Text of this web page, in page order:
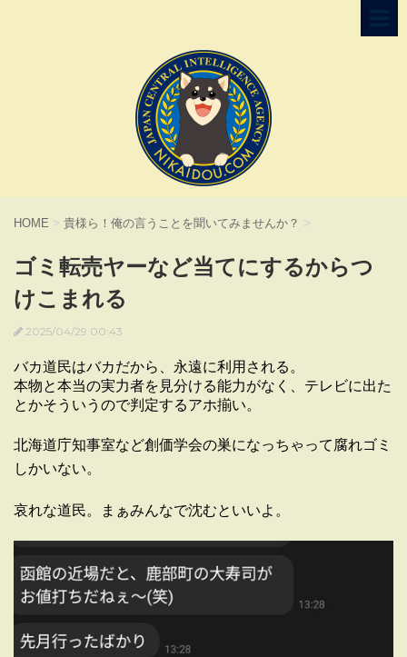
HOME > 貴様ら！俺の言うことを聞いてみませんか？ >
ゴミ転売ヤーなど当てにするからつ
けこまれる
2025/04/29 00:43
バカ道民はバカだから、永遠に利用される。
本物と本当の実力者を見分ける能力がなく、テレビに出た
とかそういうので判定するアホ揃い。
北海道庁知事室など創価学会の巣になっちゃって腐れゴミ
しかいない。
哀れな道民。まぁみんなで沈むといいよ。